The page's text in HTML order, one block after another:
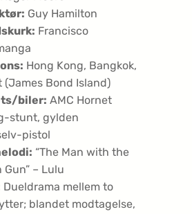
Guy Hamilton
Francisco
Hong Kong, Bangkok,
(James Bond Island)
biler: AMC Hornet
stunt, gylden
pistol
“The Man with the
Gun” – Lulu
Dueldrama mellem to
blandet modtagelse,